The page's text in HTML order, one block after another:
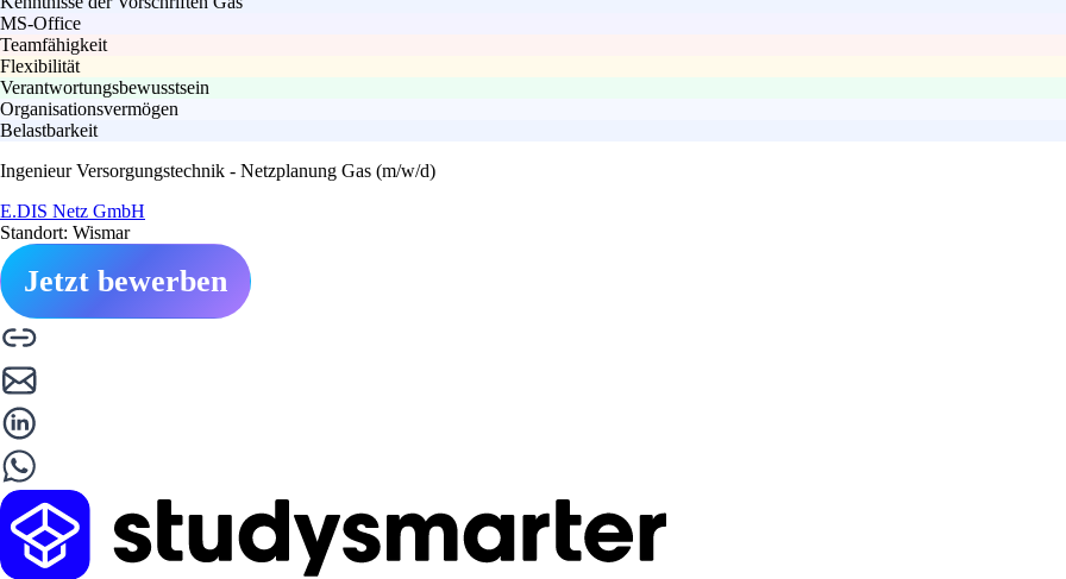
MS-Office
Teamfähigkeit
Flexibilität
Verantwortungsbewusstsein
Organisationsvermögen
Belastbarkeit
Ingenieur Versorgungstechnik - Netzplanung Gas (m/w/d)
E.DIS Netz GmbH
Standort: Wismar
Jetzt bewerben